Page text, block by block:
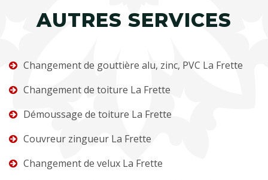
AUTRES SERVICES
Changement de gouttière alu, zinc, PVC La Frette
Changement de toiture La Frette
Démoussage de toiture La Frette
Couvreur zingueur La Frette
Changement de velux La Frette